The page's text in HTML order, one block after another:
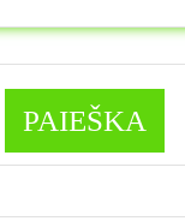
PAIEŠKA